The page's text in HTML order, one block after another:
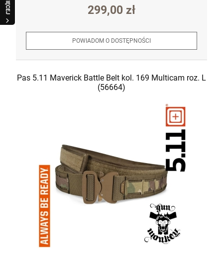
WIĘCEJ 299,00 zł
POWIADOM O DOSTĘPNOŚCI
Pas 5.11 Maverick Battle Belt kol. 169 Multicam roz. L
(56664)